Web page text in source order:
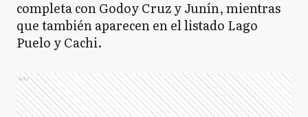
completa con Godoy Cruz y Junín, mientras
que también aparecen en el listado Lago
Puelo y Cachi.
Ads